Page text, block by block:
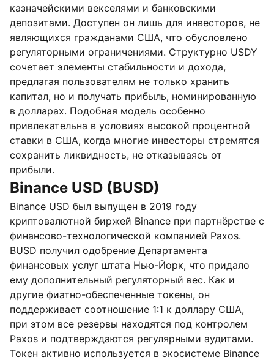
казначейскими векселями и банковскими
депозитами. Доступен он лишь для инвесторов, не
являющихся гражданами США, что обусловлено
регуляторными ограничениями. Структурно USDY
сочетает элементы стабильности и дохода,
предлагая пользователям не только хранить
капитал, но и получать прибыль, номинированную
в долларах. Подобная модель особенно
привлекательна в условиях высокой процентной
ставки в США, когда многие инвесторы стремятся
сохранить ликвидность, не отказываясь от
прибыли.
Binance USD (BUSD)
Binance USD был выпущен в 2019 году
криптовалютной биржей Binance при партнёрстве с
финансово-технологической компанией Paxos.
BUSD получил одобрение Департамента
финансовых услуг штата Нью-Йорк, что придало
ему дополнительный регуляторный вес. Как и
другие фиатно-обеспеченные токены, он
поддерживает соотношение 1:1 к доллару США,
при этом все резервы находятся под контролем
Paxos и подтверждаются регулярными аудитами.
Токен активно используется в экосистеме Binance